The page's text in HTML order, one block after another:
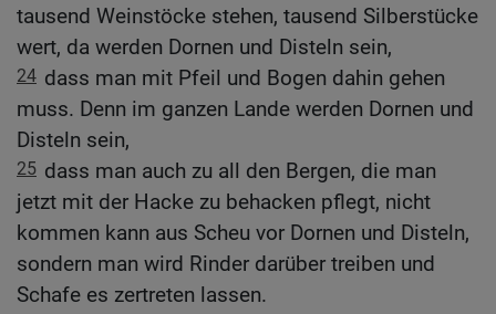
tausend Weinstöcke stehen, tausend Silberstücke
wert, da werden Dornen und Disteln sein,
24 dass man mit Pfeil und Bogen dahin gehen
muss. Denn im ganzen Lande werden Dornen und
Disteln sein,
25 dass man auch zu all den Bergen, die man
jetzt mit der Hacke zu behacken pflegt, nicht
kommen kann aus Scheu vor Dornen und Disteln,
sondern man wird Rinder darüber treiben und
Schafe es zertreten lassen.